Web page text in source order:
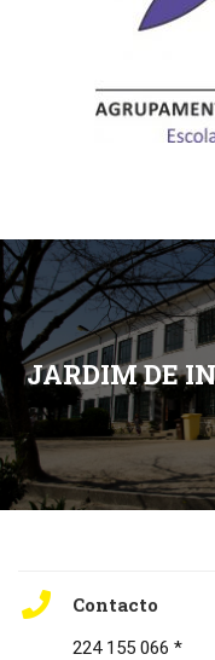
JARDIM DE
Contacto
224 155 066 *